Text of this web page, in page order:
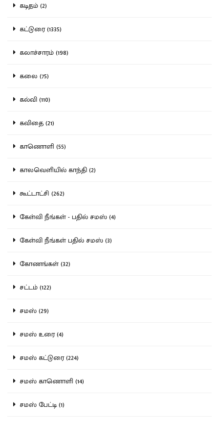
கடிதம் (2)
கட்டுரை (1335)
கலாச்சாரம் (198)
கலை (75)
கல்வி (110)
கவிதை (21)
காணொளி (55)
காலவெளியில் காந்தி (2)
கூட்டாட்சி (262)
கேள்வி நீங்கள் - பதில் சமஸ் (4)
கேள்வி நீங்கள் பதில் சமஸ் (3)
கோணங்கள் (32)
சட்டம் (122)
சமஸ் (29)
சமஸ் உரை (4)
சமஸ் கட்டுரை (224)
சமஸ் காணொளி (14)
சமஸ் பேட்டி (1)